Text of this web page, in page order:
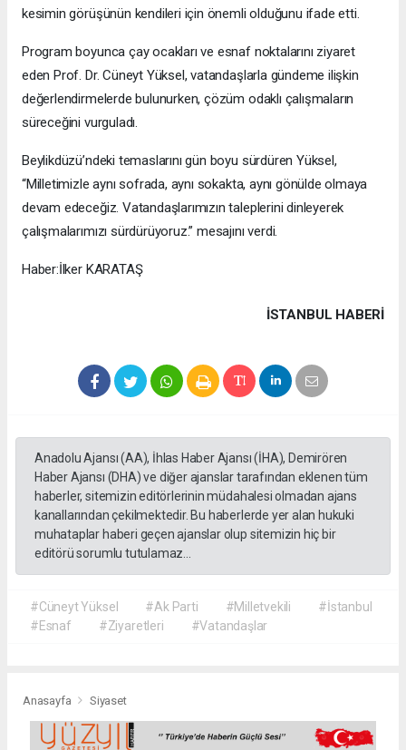
kesimin görüşünün kendileri için önemli olduğunu ifade etti.
Program boyunca çay ocakları ve esnaf noktalarını ziyaret
eden Prof. Dr. Cüneyt Yüksel, vatandaşlarla gündeme ilişkin
değerlendirmelerde bulunurken, çözüm odaklı çalışmaların
süreceğini vurguladı.
Beylikdüzü’ndeki temaslarını gün boyu sürdüren Yüksel,
“Milletimizle aynı sofrada, aynı sokakta, aynı gönülde olmaya
devam edeceğiz. Vatandaşlarımızın taleplerini dinleyerek
çalışmalarımızı sürdürüyoruz.” mesajını verdi.
Haber:İlker KARATAŞ
İSTANBUL HABERİ
Anadolu Ajansı (AA), İhlas Haber Ajansı (İHA), Demirören
Haber Ajansı (DHA) ve diğer ajanslar tarafından eklenen tüm
haberler, sitemizin editörlerinin müdahalesi olmadan ajans
kanallarından çekilmektedir. Bu haberlerde yer alan hukuki
muhataplar haberi geçen ajanslar olup sitemizin hiç bir
editörü sorumlu tutulamaz...
#Cüneyt Yüksel #Ak Parti #Milletvekili
#İstanbul
#Esnaf
#Ziyaretleri #Vatandaşlar
Anasayfa Siyaset